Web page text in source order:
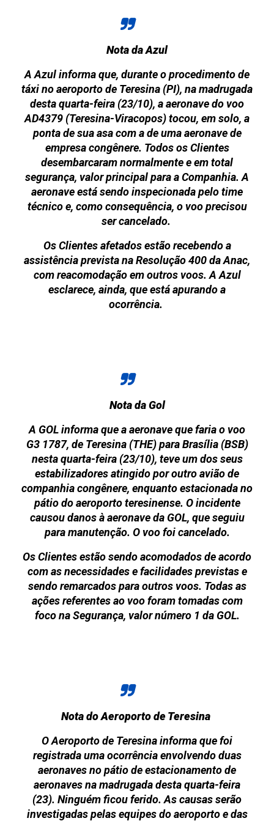
Nota da Azul
A Azul informa que, durante o procedimento de
táxi no aeroporto de Teresina (PI), na madrugada
desta quarta-feira (23/10), a aeronave do voo
AD4379 (Teresina-Viracopos) tocou, em solo, a
ponta de sua asa com a de uma aeronave de
empresa congênere. Todos os Clientes
desembarcaram normalmente e em total
segurança, valor principal para a Companhia. A
aeronave está sendo inspecionada pelo time
técnico e, como consequência, o voo precisou
ser cancelado.
Os Clientes afetados estão recebendo a
assistência prevista na Resolução 400 da Anac,
com reacomodação em outros voos. A Azul
esclarece, ainda, que está apurando a
ocorrência.
Nota da Gol
A GOL informa que a aeronave que faria o voo
G3 1787, de Teresina (THE) para Brasília (BSB)
nesta quarta-feira (23/10), teve um dos seus
estabilizadores atingido por outro avião de
companhia congênere, enquanto estacionada no
pátio do aeroporto teresinense. O incidente
causou danos à aeronave da GOL, que seguiu
para manutenção. O voo foi cancelado.
Os Clientes estão sendo acomodados de acordo
com as necessidades e facilidades previstas e
sendo remarcados para outros voos. Todas as
ações referentes ao voo foram tomadas com
foco na Segurança, valor número 1 da GOL.
Nota do Aeroporto de Teresina
O Aeroporto de Teresina informa que foi
registrada uma ocorrência envolvendo duas
aeronaves no pátio de estacionamento de
aeronaves na madrugada desta quarta-feira
(23). Ninguém ficou ferido. As causas serão
investigadas pelas equipes do aeroporto e das